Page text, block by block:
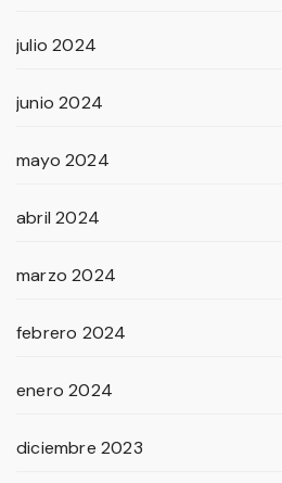
julio 2024
junio 2024
mayo 2024
abril 2024
marzo 2024
febrero 2024
enero 2024
diciembre 2023